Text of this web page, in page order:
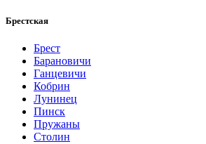
Брестская
Брест
Барановичи
Ганцевичи
Кобрин
Лунинец
Пинск
Пружаны
Столин